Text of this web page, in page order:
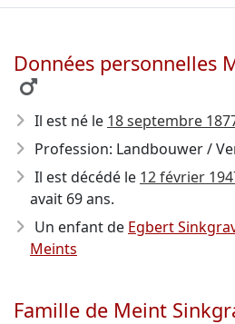
Données personnelles
Il est né le 18 septembre
Profession: Landbouwer /
Il est décédé le 12 février
avait 69 ans.
Un enfant de Egbert
Meints
Famille de Meint